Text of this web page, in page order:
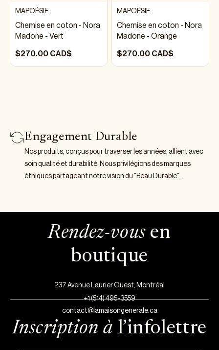
MAPOÉSIE
Chemise en coton - Nora
Madone - Vert
$270.00 CAD$
MAPOÉSIE
Chemise en coton - Nora
Madone - Orange
$270.00 CAD$
Engagement Durable
Nos produits, conçus pour traverser les années, allient avec
soin qualité et durabilité. Nous privilégions des marques
éthiques partageant notre vision du "Beau Durable".
Rendez-vousen
boutique
237 Avenue Laurier Ouest, Montréal
+1 (514) 495-3559
contact@lamaisongenerale.ca
Inscription à l’infolettre